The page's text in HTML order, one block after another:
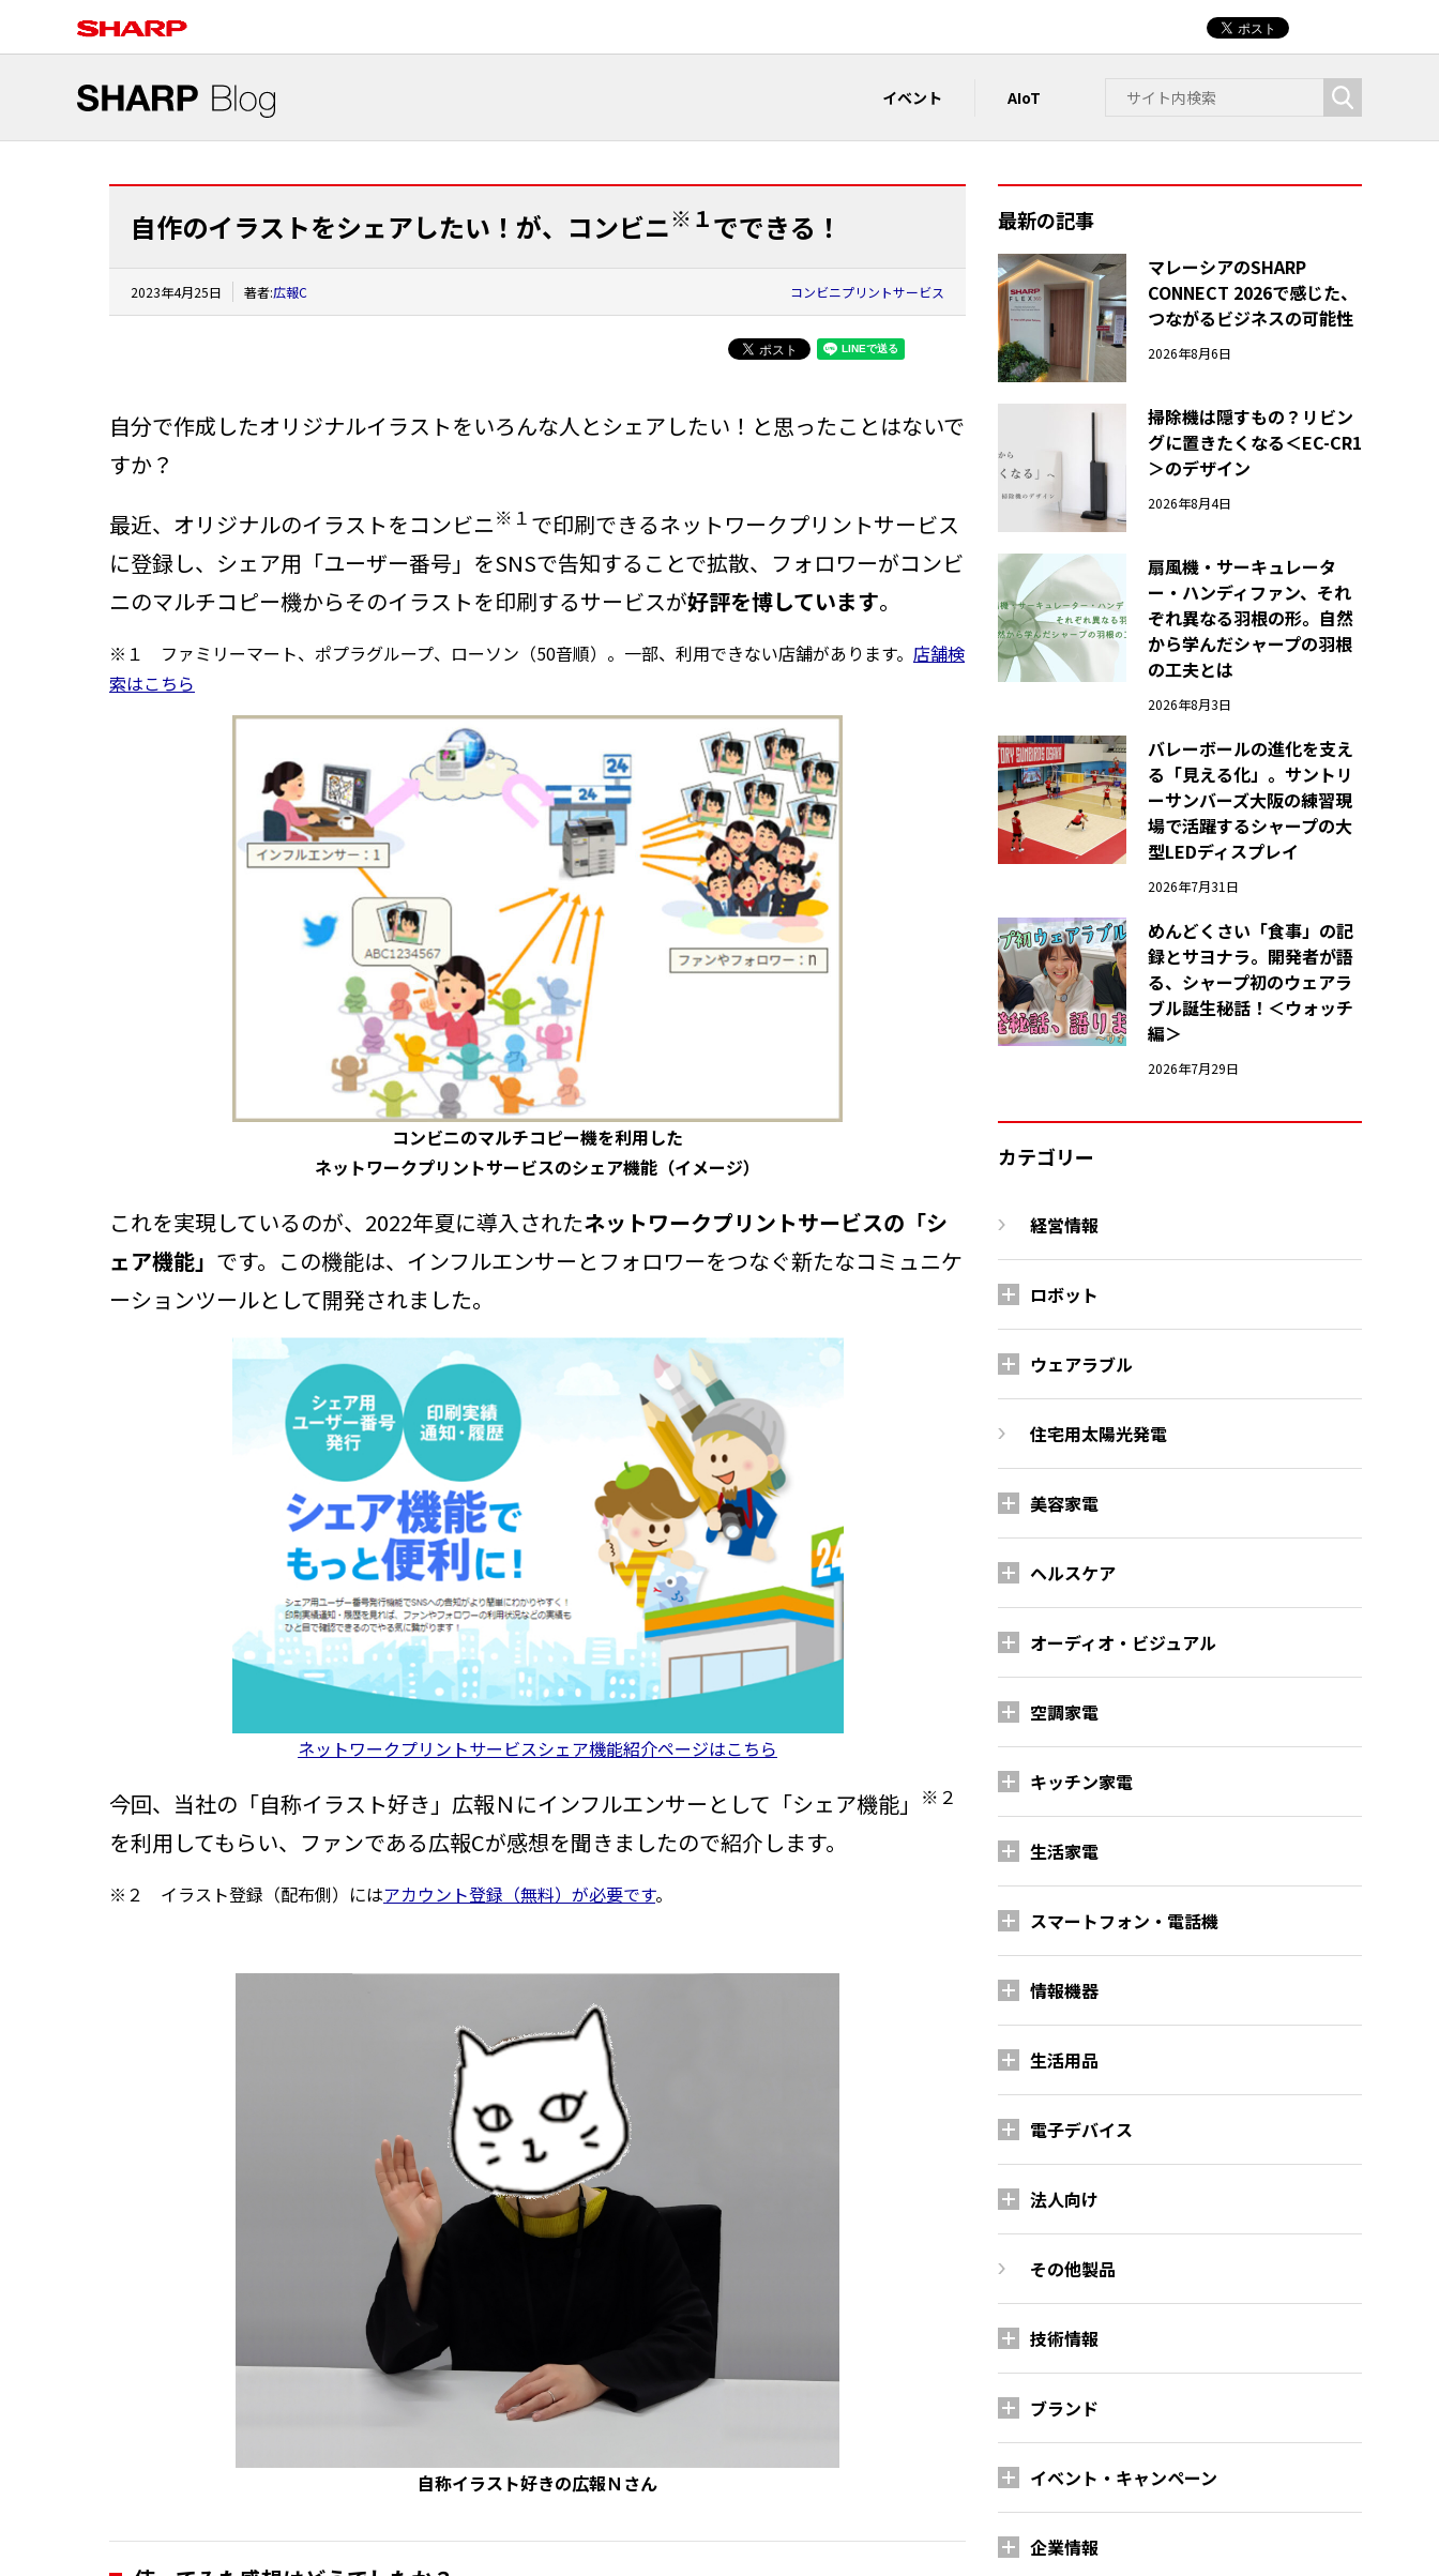
イベント AIoT
自作のイラストをシェアしたい！が、コンビニ※１でできる！
2023年4月25日 著者:広報C コンビニプリントサービス
自分で作成したオリジナルイラストをいろんな人とシェアしたい！と思ったことはないで
すか？
最近、オリジナルのイラストをコンビニ※１ で印刷できるネットワークプリントサービス
に登録し、シェア用「ユーザー番号」をSNSで告知することで拡散、フォロワーがコンビ
ニのマルチコピー機からそのイラストを印刷するサービスが好評を博しています。
※１ ファミリーマート、ポプラグループ、ローソン（50音順）。一部、利用できない店舗があります。 店舗検
索はこちら
コンビニのマルチコピー機を利用した
ネットワークプリントサービスのシェア機能（イメージ）
これを実現しているのが、2022年夏に導入されたネットワークプリントサービスの「シ
ェア機能」 です。この機能は、インフルエンサーとフォロワーをつなぐ新たなコミュニケ
ーションツールとして開発されました。
ネットワークプリントサービスシェア機能紹介ページはこちら
今回、当社の「自称イラスト好き」広報Ｎにインフルエンサーとして「シェア機能」 ※２
を利用してもらい、ファンである広報Cが感想を聞きましたので紹介します。
※２ イラスト登録（配布側）にはアカウント登録（無料）が必要です。
自称イラスト好きの広報Ｎさん
最新の記事
マレーシアのSHARP
CONNECT 2026で感じた、
つながるビジネスの可能性
2026年8月6日
掃除機は隠すもの？リビン
グに置きたくなる＜EC-CR1
＞のデザイン
2026年8月4日
扇風機・サーキュレータ
ー・ハンディファン、それ
ぞれ異なる羽根の形。自然
から学んだシャープの羽根
の工夫とは
2026年8月3日
バレーボールの進化を支え
る「見える化」。サントリ
ーサンバーズ大阪の練習現
場で活躍するシャープの大
型LEDディスプレイ
2026年7月31日
めんどくさい「食事」の記
録とサヨナラ。開発者が語
る、シャープ初のウェアラ
ブル誕生秘話！＜ウォッチ
編＞
2026年7月29日
カテゴリー
経営情報
ロボット
ウェアラブル
住宅用太陽光発電
美容家電
ヘルスケア
オーディオ・ビジュアル
空調家電
キッチン家電
生活家電
スマートフォン・電話機
情報機器
生活用品
電子デバイス
法人向け
その他製品
技術情報
ブランド
イベント・キャンペーン
企業情報